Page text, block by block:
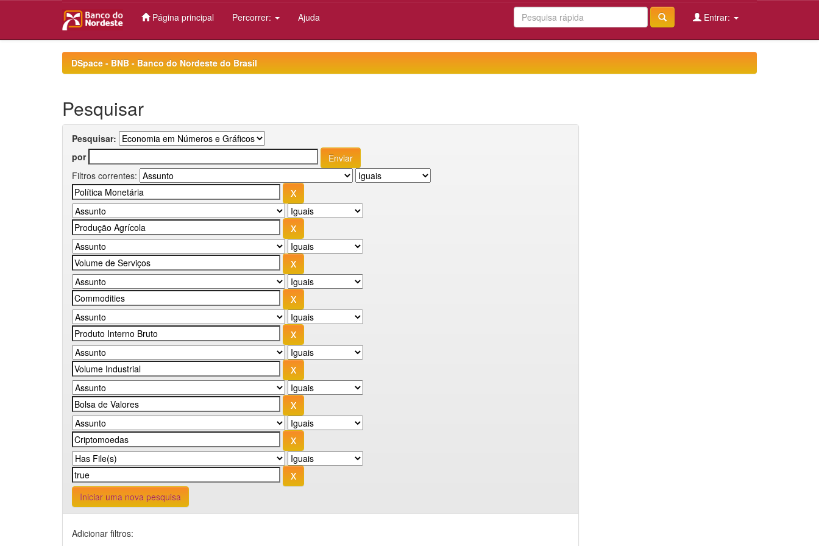
Página principal Percorrer: Ajuda Entrar:
DSpace - BNB - Banco do Nordeste do Brasil
Pesquisar
Pesquisar:
por
Filtros correntes:
Iniciar uma nova pesquisa
Adicionar filtros: